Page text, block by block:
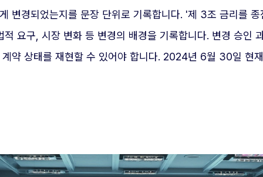
변경되었는지를 문장 단위로 기록합니다. '제 3조 금리를
요구, 시장 변화 등 변경의 배경을 기록합니다. 변경 승인
약 상태를 재현할 수 있어야 합니다. 2024년 6월 30일 현